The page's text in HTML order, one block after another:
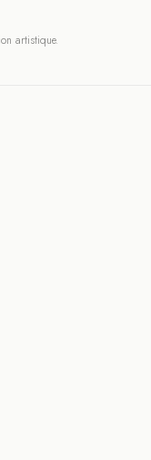
artistique.